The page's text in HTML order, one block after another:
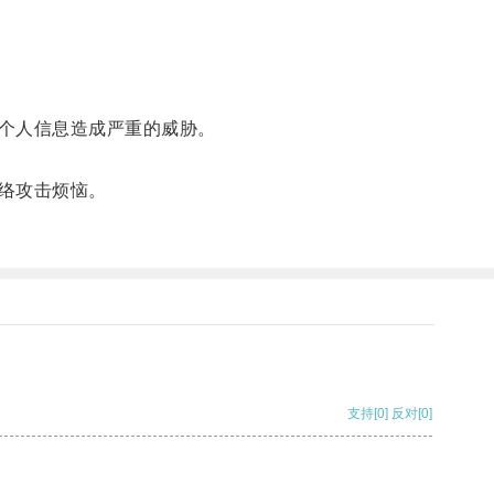
信息造成严重的威胁。
击烦恼。
支持[0] 反对[0]